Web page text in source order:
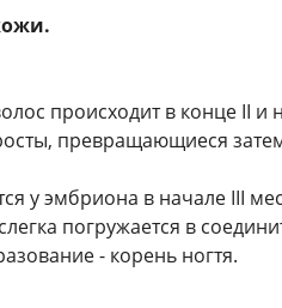
происходит в конце II и
превращающиеся
у эмбриона в начале III
погружается в
- корень ногтя.